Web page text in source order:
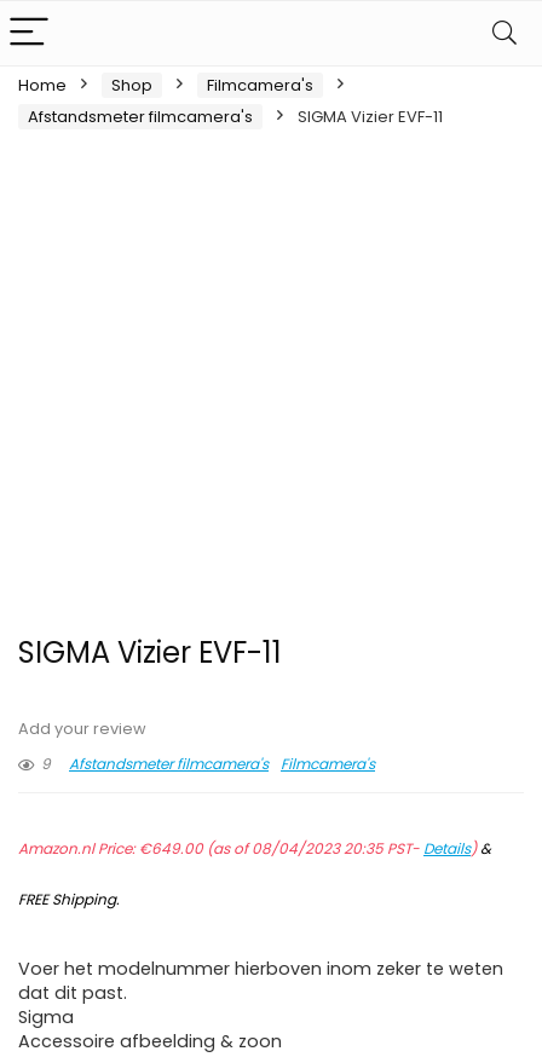
Home Shop
Filmcamera's
Afstandsmeter filmcamera's
SIGMA Vizier EVF-11
SIGMA Vizier EVF-11
Add your review
9
Afstandsmeter filmcamera's Filmcamera's
Amazon.nl Price:€649.00(as of 08/04/2023 20:35 PST- Details)&
FREE Shipping.
Voer het modelnummer hierboven inom zeker te weten
dat dit past.
Sigma
Accessoire afbeelding & zoon